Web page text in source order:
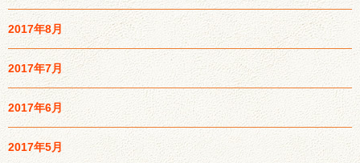
2017年8月
2017年7月
2017年6月
2017年5月